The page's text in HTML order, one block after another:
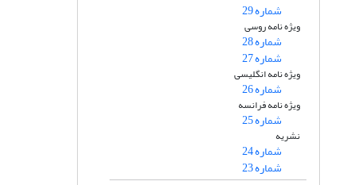
شماره 29
ویژه نامه روسی
شماره 28
شماره 27
ویژه نامه انگلیسی
شماره 26
ویژه نامه فرانسه
شماره 25
نشریه
شماره 24
شماره 23